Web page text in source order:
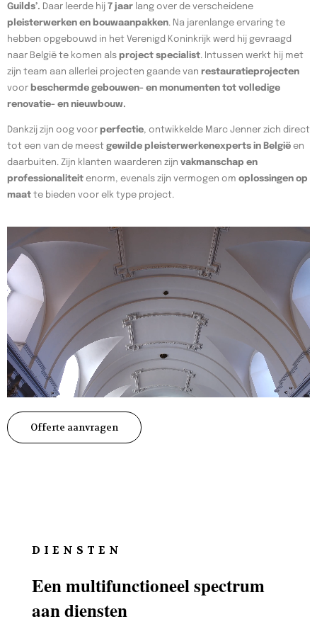
Guilds’. Daar leerde hij 7 jaar lang over de verscheidene
pleisterwerken en bouwaanpakken. Na jarenlange ervaring te
hebben opgebouwd in het Verenigd Koninkrijk werd hij gevraagd
naar België te komen als project specialist. Intussen werkt hij met
zijn team aan allerlei projecten gaande van restauratieprojecten
voor beschermde gebouwen- en monumenten tot volledige
renovatie- en nieuwbouw.
Dankzij zijn oog voor perfectie, ontwikkelde Marc Jenner zich direct
tot een van de meest gewilde pleisterwerkenexperts in België en
daarbuiten. Zijn klanten waarderen zijn vakmanschap en
professionaliteit enorm, evenals zijn vermogen om oplossingen op
maat te bieden voor elk type project.
Offerte aanvragen
DIENSTEN
Een multifunctioneel spectrum
aan diensten